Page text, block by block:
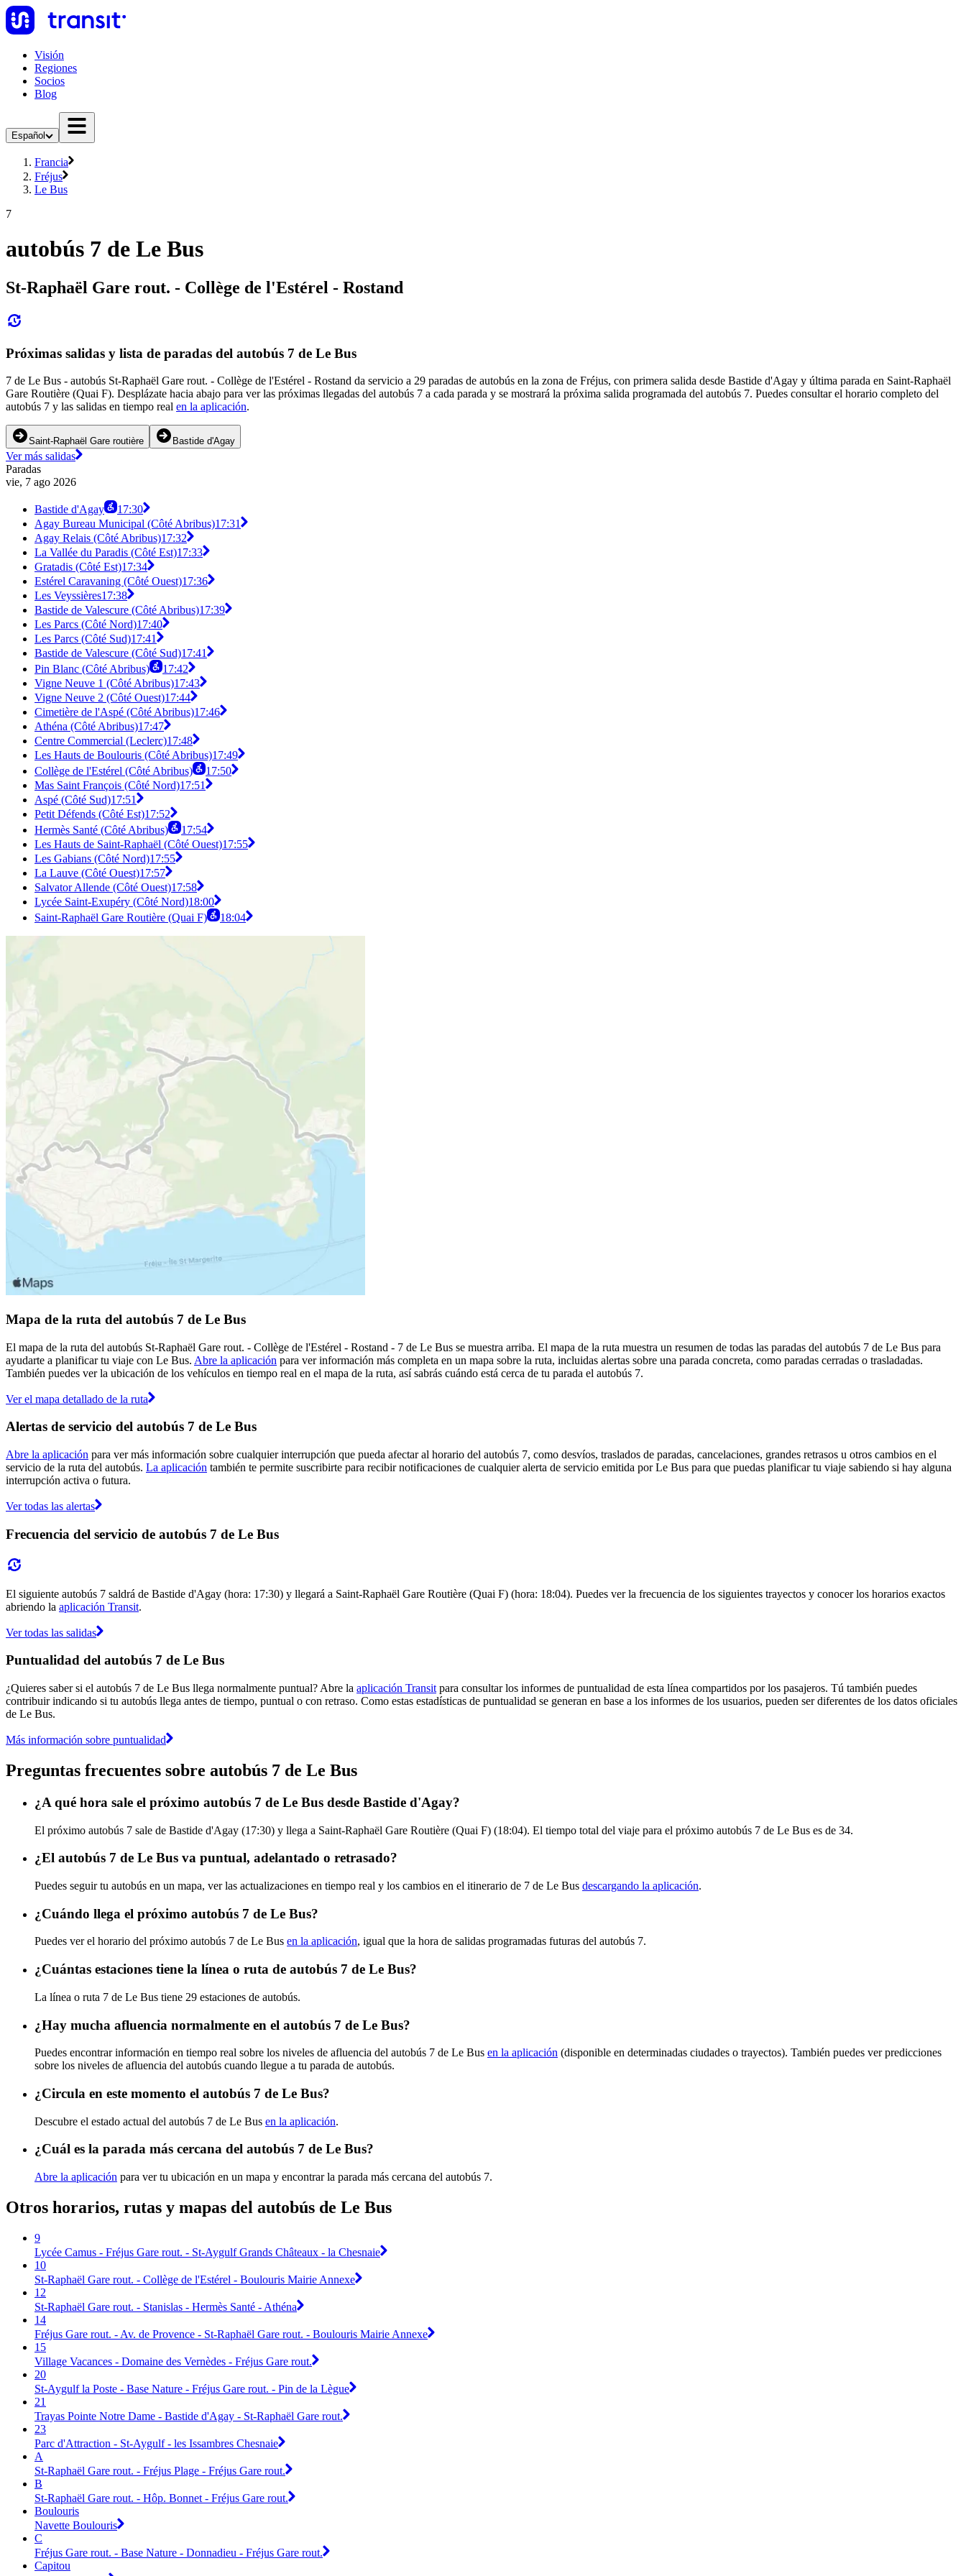
Visión
Regiones
Socios
Blog
Español
Francia
Fréjus
Le Bus
7
autobús 7 de Le Bus
St-Raphaël Gare rout. - Collège de l'Estérel - Rostand
Próximas salidas y lista de paradas del autobús 7 de Le Bus
7 de Le Bus - autobús St-Raphaël Gare rout. - Collège de l'Estérel - Rostand da servicio a 29 paradas de autobús en la zona de Fréjus, con primera salida desde Bastide d'Agay y última parada en Saint-Raphaël
Gare Routière (Quai F). Desplázate hacia abajo para ver las próximas llegadas del autobús 7 a cada parada y se mostrará la próxima salida programada del autobús 7. Puedes consultar el horario completo del
autobús 7 y las salidas en tiempo real en la aplicación.
Saint-Raphaël Gare routière Bastide d'Agay
Ver más salidas
Paradas
vie, 7 ago 2026
Bastide d'Agay
17:30
Agay Bureau Municipal (Côté Abribus)17:31
Agay Relais (Côté Abribus)17:32
La Vallée du Paradis (Côté Est)17:33
Gratadis (Côté Est)17:34
Estérel Caravaning (Côté Ouest)17:36
Les Veyssières17:38
Bastide de Valescure (Côté Abribus)17:39
Les Parcs (Côté Nord)17:40
Les Parcs (Côté Sud)17:41
Bastide de Valescure (Côté Sud)17:41
Pin Blanc (Côté Abribus)
17:42
Vigne Neuve 1 (Côté Abribus)17:43
Vigne Neuve 2 (Côté Ouest)17:44
Cimetière de l'Aspé (Côté Abribus)17:46
Athéna (Côté Abribus)17:47
Centre Commercial (Leclerc)17:48
Les Hauts de Boulouris (Côté Abribus)17:49
Collège de l'Estérel (Côté Abribus)
17:50
Mas Saint François (Côté Nord)17:51
Aspé (Côté Sud)17:51
Petit Défends (Côté Est)17:52
Hermès Santé (Côté Abribus)
17:54
Les Hauts de Saint-Raphaël (Côté Ouest)17:55
Les Gabians (Côté Nord)17:55
La Lauve (Côté Ouest)17:57
Salvator Allende (Côté Ouest)17:58
Lycée Saint-Exupéry (Côté Nord)18:00
Saint-Raphaël Gare Routière (Quai F)
18:04
Mapa de la ruta del autobús 7 de Le Bus
El mapa de la ruta del autobús St-Raphaël Gare rout. - Collège de l'Estérel - Rostand - 7 de Le Bus se muestra arriba. El mapa de la ruta muestra un resumen de todas las paradas del autobús 7 de Le Bus para
ayudarte a planificar tu viaje con Le Bus. Abre la aplicación para ver información más completa en un mapa sobre la ruta, incluidas alertas sobre una parada concreta, como paradas cerradas o trasladadas.
También puedes ver la ubicación de los vehículos en tiempo real en el mapa de la ruta, así sabrás cuándo está cerca de tu parada el autobús 7.
Ver el mapa detallado de la ruta
Alertas de servicio del autobús 7 de Le Bus
Abre la aplicación para ver más información sobre cualquier interrupción que pueda afectar al horario del autobús 7, como desvíos, traslados de paradas, cancelaciones, grandes retrasos u otros cambios en el
servicio de la ruta del autobús. La aplicación también te permite suscribirte para recibir notificaciones de cualquier alerta de servicio emitida por Le Bus para que puedas planificar tu viaje sabiendo si hay alguna
interrupción activa o futura.
Ver todas las alertas
Frecuencia del servicio de autobús 7 de Le Bus
El siguiente autobús 7 saldrá de Bastide d'Agay (hora: 17:30) y llegará a Saint-Raphaël Gare Routière (Quai F) (hora: 18:04). Puedes ver la frecuencia de los siguientes trayectos y conocer los horarios exactos
abriendo la aplicación Transit.
Ver todas las salidas
Puntualidad del autobús 7 de Le Bus
¿Quieres saber si el autobús 7 de Le Bus llega normalmente puntual? Abre la aplicación Transit para consultar los informes de puntualidad de esta línea compartidos por los pasajeros. Tú también puedes
contribuir indicando si tu autobús llega antes de tiempo, puntual o con retraso. Como estas estadísticas de puntualidad se generan en base a los informes de los usuarios, pueden ser diferentes de los datos oficiales
de Le Bus.
Más información sobre puntualidad
Preguntas frecuentes sobre autobús 7 de Le Bus
¿A qué hora sale el próximo autobús 7 de Le Bus desde Bastide d'Agay?
El próximo autobús 7 sale de Bastide d'Agay (17:30) y llega a Saint-Raphaël Gare Routière (Quai F) (18:04). El tiempo total del viaje para el próximo autobús 7 de Le Bus es de 34.
¿El autobús 7 de Le Bus va puntual, adelantado o retrasado?
Puedes seguir tu autobús en un mapa, ver las actualizaciones en tiempo real y los cambios en el itinerario de 7 de Le Bus descargando la aplicación.
¿Cuándo llega el próximo autobús 7 de Le Bus?
Puedes ver el horario del próximo autobús 7 de Le Bus en la aplicación, igual que la hora de salidas programadas futuras del autobús 7.
¿Cuántas estaciones tiene la línea o ruta de autobús 7 de Le Bus?
La línea o ruta 7 de Le Bus tiene 29 estaciones de autobús.
¿Hay mucha afluencia normalmente en el autobús 7 de Le Bus?
Puedes encontrar información en tiempo real sobre los niveles de afluencia del autobús 7 de Le Bus en la aplicación (disponible en determinadas ciudades o trayectos). También puedes ver predicciones
sobre los niveles de afluencia del autobús cuando llegue a tu parada de autobús.
¿Circula en este momento el autobús 7 de Le Bus?
Descubre el estado actual del autobús 7 de Le Bus en la aplicación.
¿Cuál es la parada más cercana del autobús 7 de Le Bus?
Abre la aplicación para ver tu ubicación en un mapa y encontrar la parada más cercana del autobús 7.
Otros horarios, rutas y mapas del autobús de Le Bus
9
Lycée Camus - Fréjus Gare rout. - St-Aygulf Grands Châteaux - la Chesnaie
10
St-Raphaël Gare rout. - Collège de l'Estérel - Boulouris Mairie Annexe
12
St-Raphaël Gare rout. - Stanislas - Hermès Santé - Athéna
14
Fréjus Gare rout. - Av. de Provence - St-Raphaël Gare rout. - Boulouris Mairie Annexe
15
Village Vacances - Domaine des Vernèdes - Fréjus Gare rout.
20
St-Aygulf la Poste - Base Nature - Fréjus Gare rout. - Pin de la Lègue
21
Trayas Pointe Notre Dame - Bastide d'Agay - St-Raphaël Gare rout.
23
Parc d'Attraction - St-Aygulf - les Issambres Chesnaie
A
St-Raphaël Gare rout. - Fréjus Plage - Fréjus Gare rout.
B
St-Raphaël Gare rout. - Hôp. Bonnet - Fréjus Gare rout.
Boulouris
Navette Boulouris
C
Fréjus Gare rout. - Base Nature - Donnadieu - Fréjus Gare rout.
Capitou